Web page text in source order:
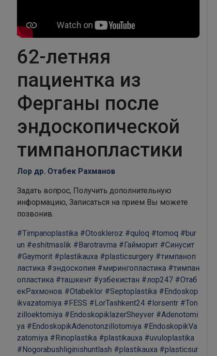
62-летняя
пациентка из
Ферганы после
эндоскопической
тимпанопластики
Лор др. Отабек Рахманов
Задать вопрос, Получить дополнительную
информацию, Записаться на прием Вы можете
позвонив.
#Timpanoplastika #Otoskleroz #quloq #tomoq #bur
un #eshitmaslik #Barotravma #Гайморит #Синусит
#Gaymorit #plastikauxa #plasticsurgery #тимпаноп
ластика #эндоскопия #мирингопластика #тимпан
опластика #ташкент #узбекистан #лор247 #Отаб
екРахмонов #Otabeklor #Septoplastika #Endoskop
ikvazatomiya #FESS #LorTashkent24 #lorsentr #Ton
zilloektomiya #EndoskopiklazerSheyver #Adenotomi
ya #EndoskopikAdenotonzillotomiya #EndoskopikVa
zatomiya #Rinoplastika #plastikauxa #uvuloplastika
#Nogorabushliginishuntlash #plastikauxa #plasticsur